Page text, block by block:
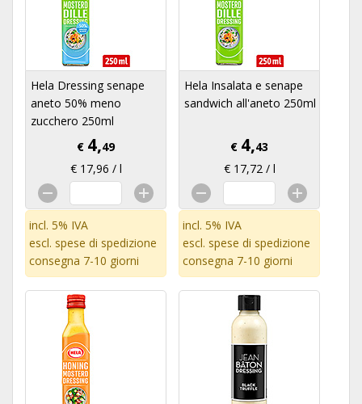
Hela Dressing senape
aneto 50% meno
zucchero 250ml
€ 4,49
€ 17,96 / l
incl. 5% IVA
escl. spese di spedizione
consegna 7-10 giorni
Hela Insalata e senape
sandwich all'aneto 250ml
€ 4,43
€ 17,72 / l
incl. 5% IVA
escl. spese di spedizione
consegna 7-10 giorni